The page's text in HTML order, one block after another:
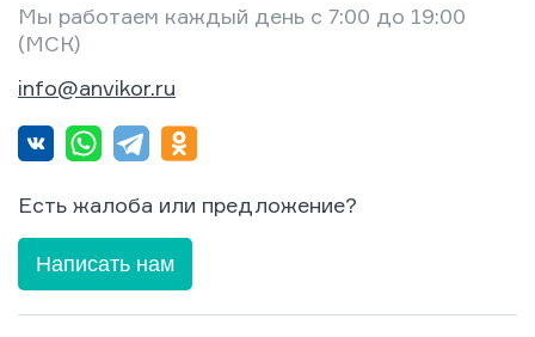
Мы работаем каждый день с 7:00 до 19:00
(МСК)
info@anvikor.ru
Есть жалоба или предложение?
Написать нам